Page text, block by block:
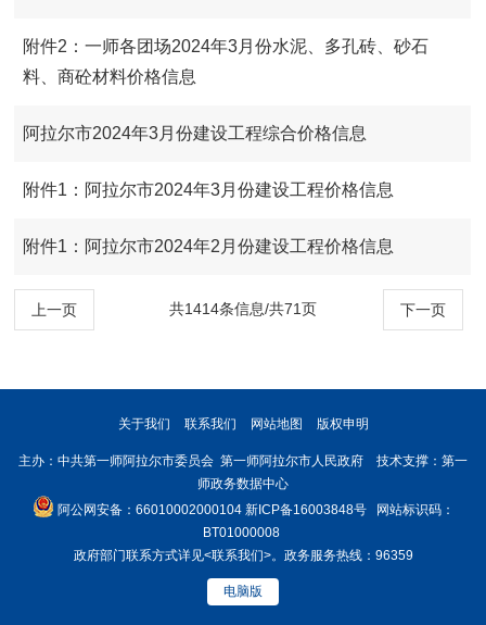
附件2：一师各团场2024年3月份水泥、多孔砖、砂石
料、商砼材料价格信息
阿拉尔市2024年3月份建设工程综合价格信息
附件1：阿拉尔市2024年3月份建设工程价格信息
附件1：阿拉尔市2024年2月份建设工程价格信息
上一页 下一页
共1414条信息/共71页
关于我们 联系我们 网站地图 版权申明
主办：中共第一师阿拉尔市委员会 第一师阿拉尔市人民政府 技术支撑：第一
师政务数据中心
阿公网安备：66010002000104 新ICP备16003848号网站标识码：
BT01000008
政府部门联系方式详见<联系我们>。政务服务热线：96359
电脑版